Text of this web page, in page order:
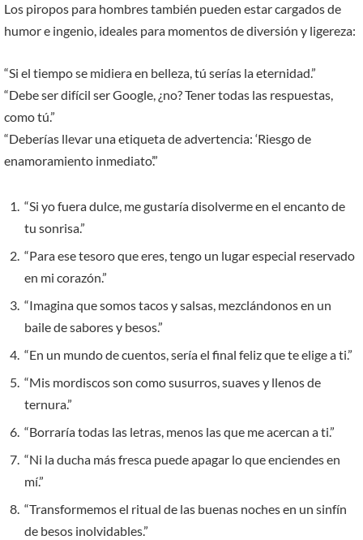
Los piropos para hombres también pueden estar cargados de
humor e ingenio, ideales para momentos de diversión y ligereza:
“Si el tiempo se midiera en belleza, tú serías la eternidad.”
“Debe ser difícil ser Google, ¿no? Tener todas las respuestas,
como tú.”
“Deberías llevar una etiqueta de advertencia: ‘Riesgo de
enamoramiento inmediato’.”
“Si yo fuera dulce, me gustaría disolverme en el encanto de
tu sonrisa.”
“Para ese tesoro que eres, tengo un lugar especial reservado
en mi corazón.”
“Imagina que somos tacos y salsas, mezclándonos en un
baile de sabores y besos.”
“En un mundo de cuentos, sería el final feliz que te elige a ti.”
“Mis mordiscos son como susurros, suaves y llenos de
ternura.”
“Borraría todas las letras, menos las que me acercan a ti.”
“Ni la ducha más fresca puede apagar lo que enciendes en
mí.”
“Transformemos el ritual de las buenas noches en un sinfín
de besos inolvidables.”